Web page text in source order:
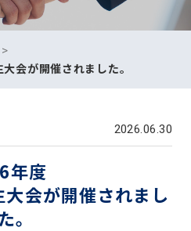
会が開催されました。
2026.06.30
年度
会が開催されまし
た。